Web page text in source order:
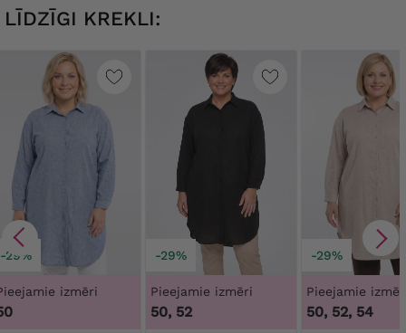
LĪDZĪGI KREKLI:
-29%
izmēri
-29%
Pieejamie izmēri
50, 52
-29%
Pieejamie
50, 52, 54